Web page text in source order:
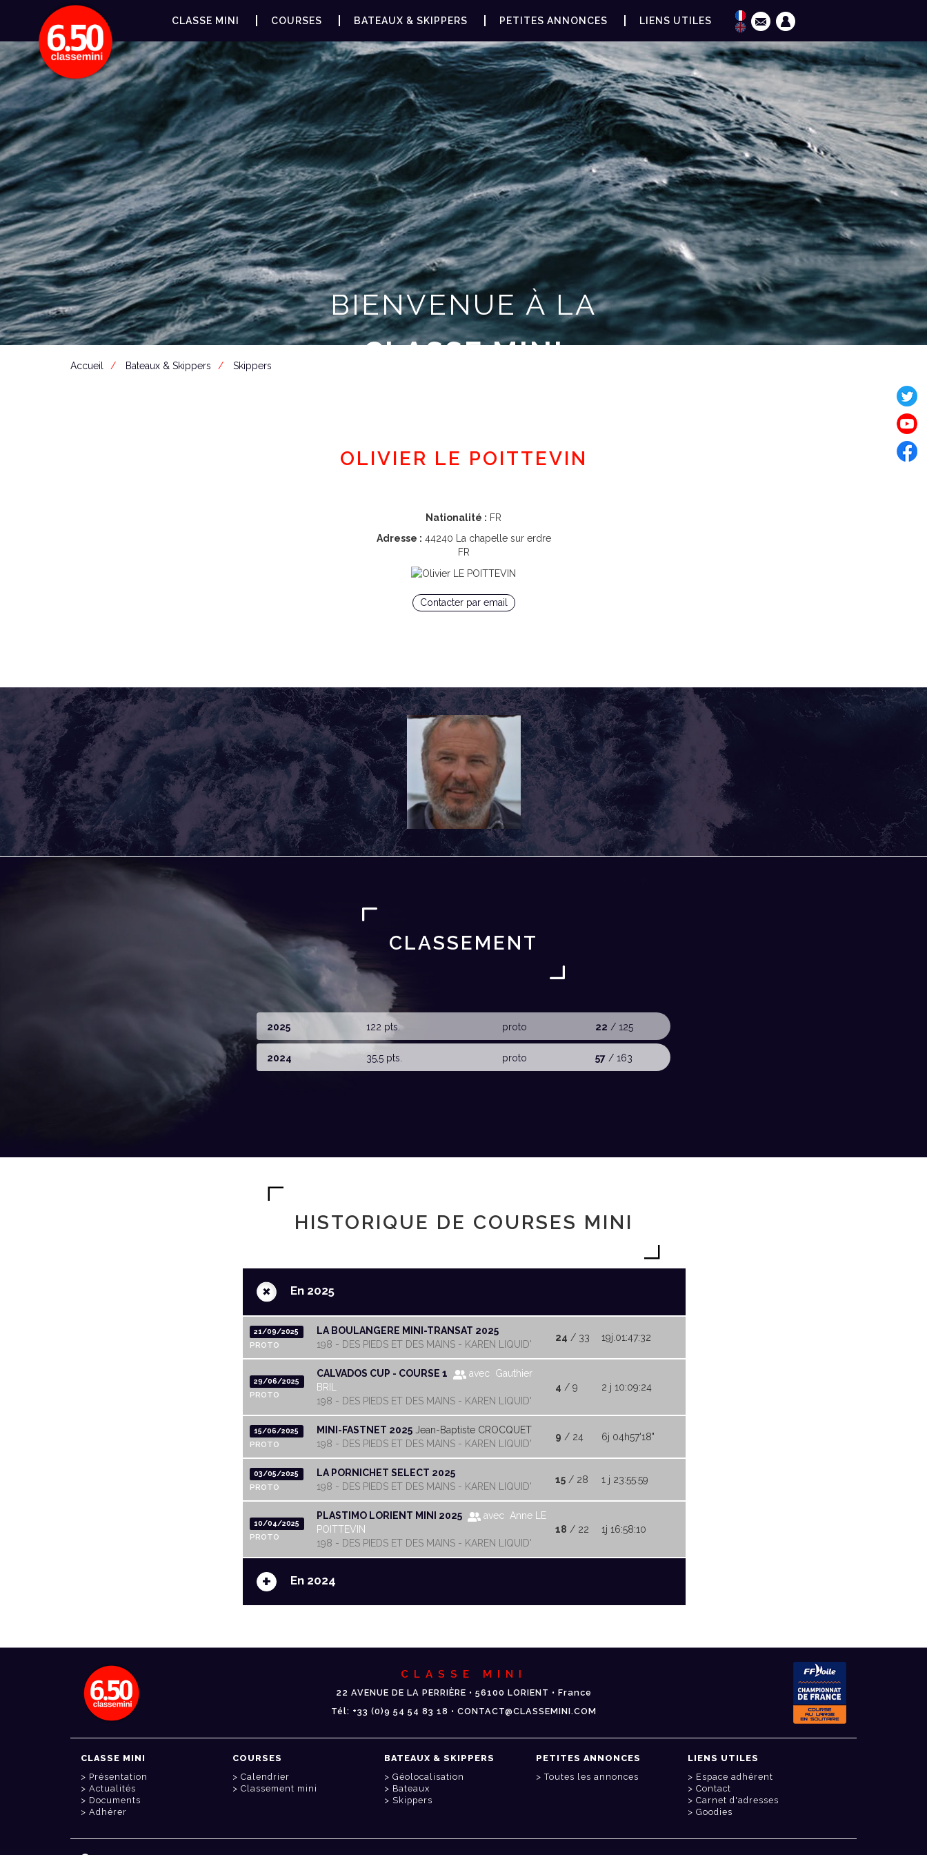
CLASSE MINI COURSES BATEAUX & SKIPPERS PETITES ANNONCES LIENS UTILES
BIENVENUE À LA
CLASSE MINI
Accueil Bateaux & Skippers Skippers
OLIVIER LE POITTEVIN
Nationalité : FR
Adresse : 44240 La chapelle sur erdre
FR
Contacter par email
CLASSEMENT
2025 122 pts. proto 22 / 125
2024 35,5 pts. proto 57 / 163
HISTORIQUE DE COURSES MINI
+ En 2025
21/09/2025
PROTO
LA BOULANGERE MINI-TRANSAT 2025
198 - DES PIEDS ET DES MAINS - KAREN LIQUID'
24 / 33 19j.01:47:32
29/06/2025
PROTO
CALVADOS CUP - COURSE 1
avec Gauthier
BRIL
198 - DES PIEDS ET DES MAINS - KAREN LIQUID'
4 / 9 2 j 10:09:24
15/06/2025
PROTO
MINI-FASTNET 2025 Jean-Baptiste CROCQUET
198 - DES PIEDS ET DES MAINS - KAREN LIQUID'
9 / 24 6j 04h57'18"
03/05/2025
PROTO
LA PORNICHET SELECT 2025
198 - DES PIEDS ET DES MAINS - KAREN LIQUID'
15 / 28 1 j 23:55:59
10/04/2025
PROTO
PLASTIMO LORIENT MINI 2025
avec Anne LE
POITTEVIN
198 - DES PIEDS ET DES MAINS - KAREN LIQUID'
18 / 22 1j 16:58:10
+ En 2024
CLASSE MINI
22 AVENUE DE LA PERRIÈRE • 56100 LORIENT • France
Tél: +33 (0)9 54 54 83 18 • CONTACT@CLASSEMINI.COM
CLASSE MINI
Présentation
Actualités
Documents
Adhérer
COURSES
Calendrier
Classement mini
BATEAUX & SKIPPERS
Géolocalisation
Bateaux
Skippers
PETITES ANNONCES
Toutes les annonces
LIENS UTILES
Espace adhérent
Contact
Carnet d'adresses
Goodies